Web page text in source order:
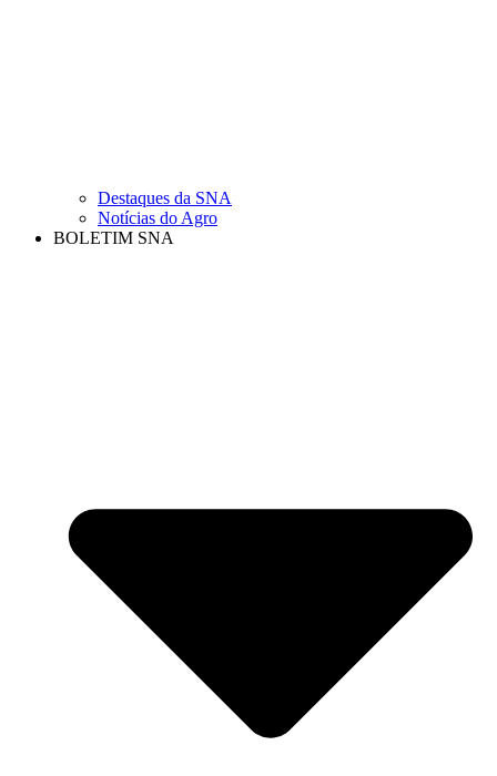
Destaques da SNA
Notícias do Agro
BOLETIM SNA